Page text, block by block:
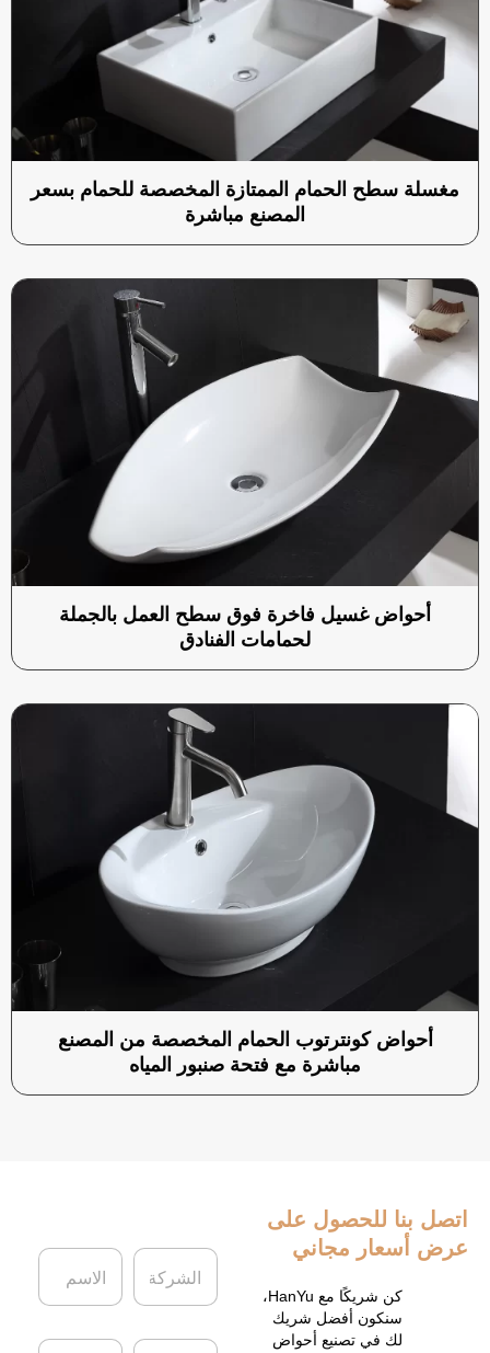
مغسلة سطح الحمام الممتازة المخصصة للحمام بسعر
المصنع مباشرة
أحواض غسيل فاخرة فوق سطح العمل بالجملة
لحمامات الفنادق
أحواض كونترتوب الحمام المخصصة من المصنع
مباشرة مع فتحة صنبور المياه
اتصل بنا للحصول على
عرض أسعار مجاني
كن شريكًا مع HanYu،
سنكون أفضل شريك
لك في تصنيع أحواض
ا
ا
م
ا
ش
ك
ا
ا